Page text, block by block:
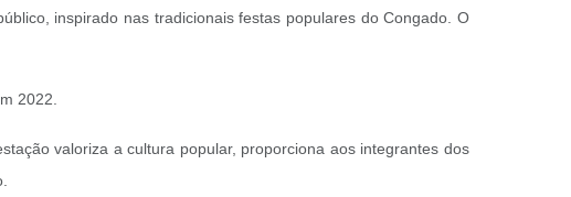
inspirado nas tradicionais festas populares do Congado. O
2022.
valoriza a cultura popular, proporciona aos integrantes dos